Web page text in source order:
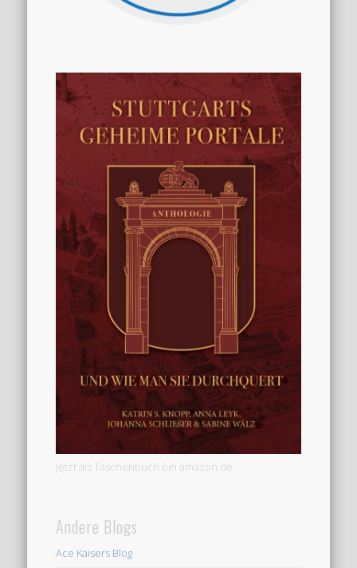
Jetzt als Taschenbuch bei amazon.de
Andere Blogs
Ace Kaisers Blog